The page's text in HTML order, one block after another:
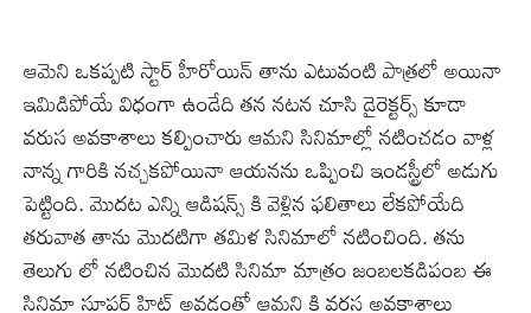
ఆమెని ఒకప్పటి స్టార్ హీరోయిన్ తాను ఎటువంటి పాత్రలో అయినా
ఇమిడిపోయే విధంగా ఉండేది తన నటన చూసి డైరెక్టర్స్ కూడా
వరుస అవకాశాలు కల్పించారు ఆమని సినిమాల్లో నటించడం వాళ్ల
నాన్న గారికి నచ్చకపోయినా ఆయనను ఒప్పించి ఇండస్ట్రీలో అడుగు
పెట్టింది. మొదట ఎన్ని ఆడిషన్స్ కి వెళ్లిన ఫలితాలు లేకపోయేది
తరువాత తాను మొదటిగా తమిళ సినిమాలో నటించింది. తను
తెలుగు లో నటించిన మొదటి సినిమా మాత్రం జంబలకడిపంబ ఈ
సినిమా సూపర్ హిట్ అవడంతో ఆమని కి వరస అవకాశాలు